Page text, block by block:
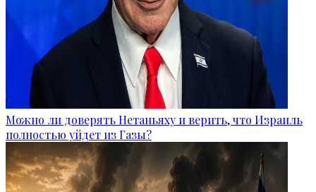
Можно ли доверять Нетаньяху и верить, что Израиль
полностью уйдет из Газы?